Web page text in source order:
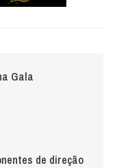
Gala
de direção